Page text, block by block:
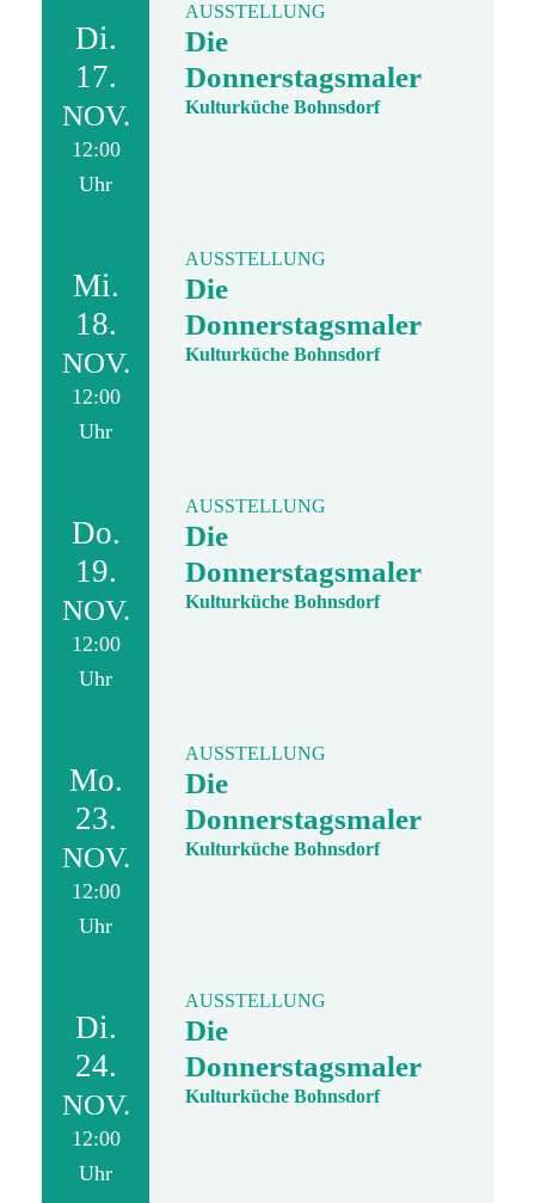
Di.
17.
NOV.
12:00
Uhr
AUSSTELLUNG
Die
Donnerstagsmaler
Kulturküche Bohnsdorf
Mi.
18.
NOV.
12:00
Uhr
AUSSTELLUNG
Die
Donnerstagsmaler
Kulturküche Bohnsdorf
Do.
19.
NOV.
12:00
Uhr
AUSSTELLUNG
Die
Donnerstagsmaler
Kulturküche Bohnsdorf
Mo.
23.
NOV.
12:00
Uhr
AUSSTELLUNG
Die
Donnerstagsmaler
Kulturküche Bohnsdorf
Di.
24.
NOV.
12:00
Uhr
AUSSTELLUNG
Die
Donnerstagsmaler
Kulturküche Bohnsdorf